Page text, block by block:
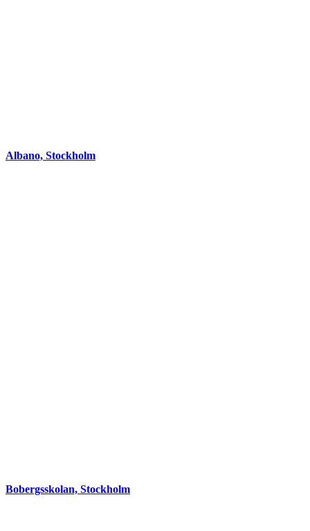
Albano, Stockholm
Bobergsskolan, Stockholm